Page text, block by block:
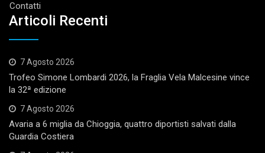
Contatti
Articoli Recenti
7 Agosto 2026
Trofeo Simone Lombardi 2026, la Fraglia Vela Malcesine vince
la 32ª edizione
7 Agosto 2026
Avaria a 6 miglia da Chioggia, quattro diportisti salvati dalla
Guardia Costiera